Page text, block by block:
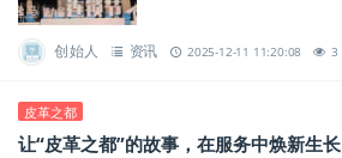
创始人 资讯 2025-12-11 11:20:08 3
皮革之都
让“皮革之都”的故事，在服务中焕新生长